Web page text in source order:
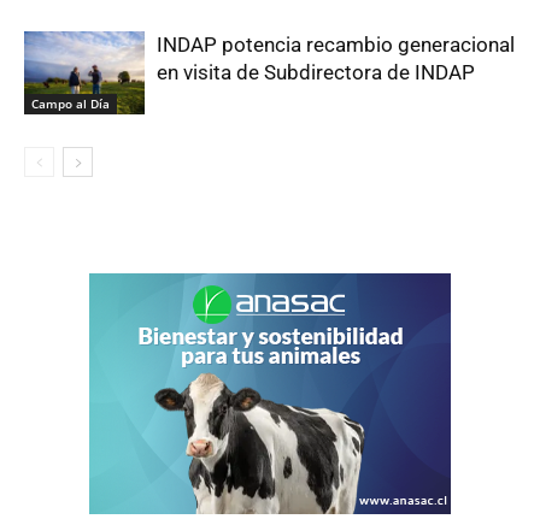
Campo al Día
INDAP potencia recambio generacional
en visita de Subdirectora de INDAP